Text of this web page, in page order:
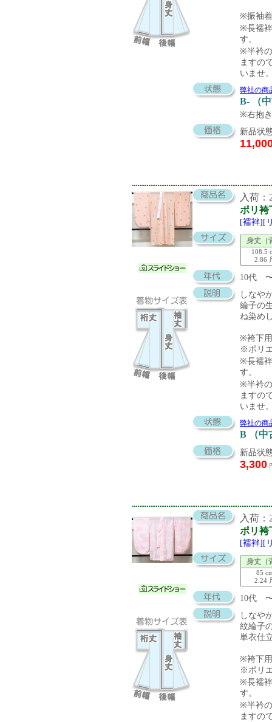
※振袖
※長襦
す。
※半衿
ますの
いませ
弊社の商
B- （
※右抱
新品状
入荷：
ポリ袴
[襦袢][
身丈（
108.5
2.86
10代
しなや
綸子の
ね染め
※袴下
※ポリ
※長襦
す。
※半衿
ますの
いませ
弊社の商
B （中
新品状
3,300
入荷：
ポリ袴
[襦袢][
身丈（
85
2.24
10代
しなや
紋綸子
単衣仕
※袴下
※ポリ
※長襦
す。
※半衿
ますの